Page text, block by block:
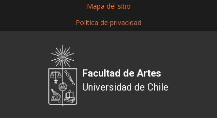
Mapa del sitio
Política de privacidad
Facultad de Artes
Universidad de Chile